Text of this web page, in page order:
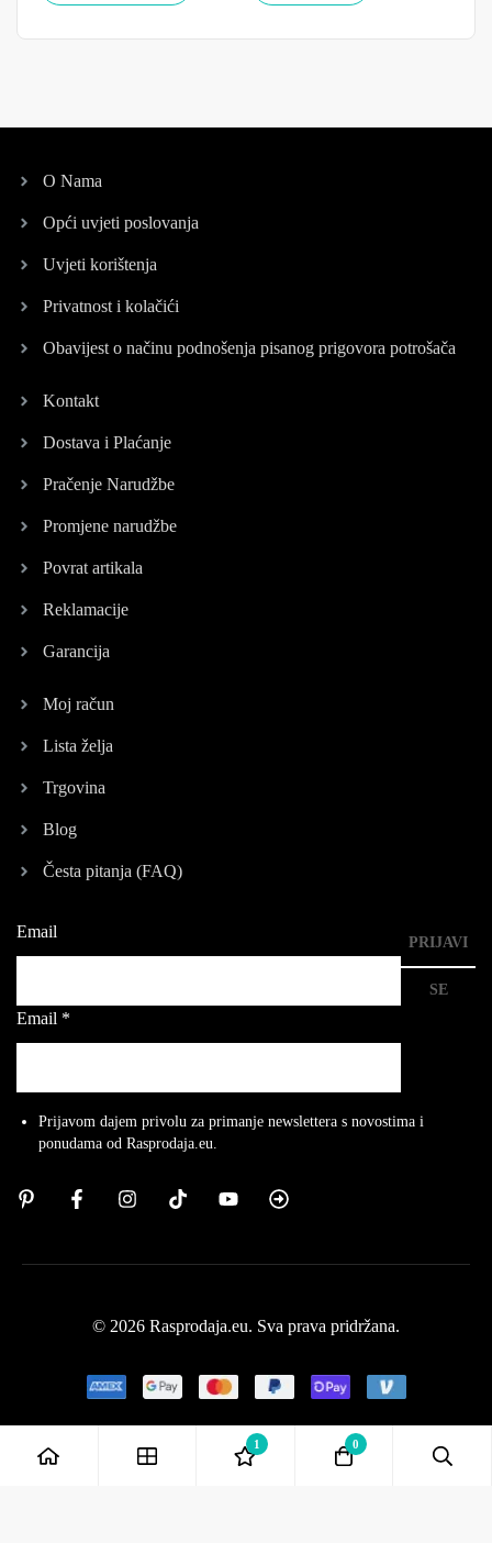
O Nama
Opći uvjeti poslovanja
Uvjeti korištenja
Privatnost i kolačići
Obavijest o načinu podnošenja pisanog prigovora potrošača
Kontakt
Dostava i Plaćanje
Pračenje Narudžbe
Promjene narudžbe
Povrat artikala
Reklamacije
Garancija
Moj račun
Lista želja
Trgovina
Blog
Česta pitanja (FAQ)
Email
Email *
PRIJAVI
SE
Prijavom dajem privolu za primanje newslettera s novostima i
ponudama od Rasprodaja.eu.
© 2026 Rasprodaja.eu. Sva prava pridržana.
1 0